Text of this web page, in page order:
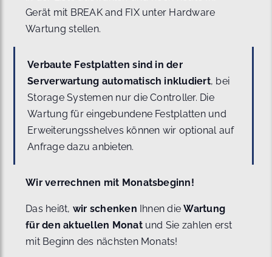
Gerät mit BREAK and FIX unter Hardware
Wartung stellen.
Verbaute Festplatten sind in der
Serverwartung automatisch inkludiert, bei
Storage Systemen nur die Controller. Die
Wartung für eingebundene Festplatten und
Erweiterungsshelves können wir optional auf
Anfrage dazu anbieten.
Wir verrechnen mit Monatsbeginn!
Das heißt, wir schenken Ihnen dieWartung
für den aktuellen Monat und Sie zahlen erst
mit Beginn des nächsten Monats!